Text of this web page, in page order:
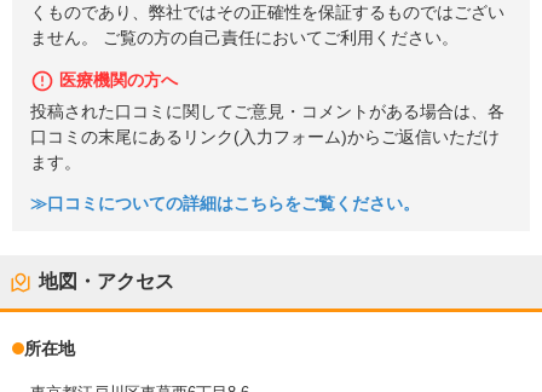
くものであり、弊社ではその正確性を保証するものではござい
ません。 ご覧の方の自己責任においてご利用ください。
医療機関の方へ
投稿された口コミに関してご意見・コメントがある場合は、各
口コミの末尾にあるリンク(入力フォーム)からご返信いただけ
ます。
≫口コミについての詳細はこちらをご覧ください。
地図・アクセス
所在地